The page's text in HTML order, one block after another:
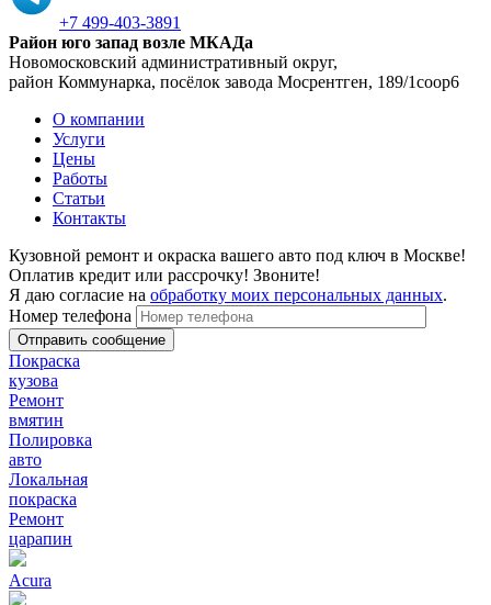
+7 499-403-3891
Район юго запад возле МКАДа
Новомосковский административный округ,
район Коммунарка, посёлок завода Мосрентген, 189/1соор6
О компании
Услуги
Цены
Работы
Статьи
Контакты
Кузовной ремонт и окраска вашего авто под ключ в Москве!
Оплатив кредит или рассрочку! Звоните!
Я даю согласие на обработку моих персональных данных.
Номер телефона
Покраска
кузова
Ремонт
вмятин
Полировка
авто
Локальная
покраска
Ремонт
царапин
Acura